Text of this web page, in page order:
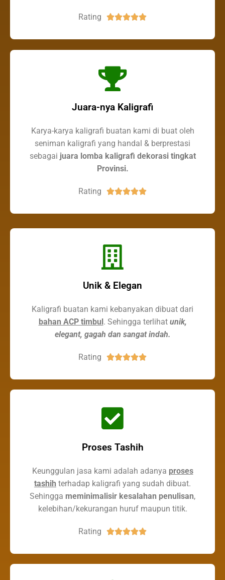
Rating 
Juara-nya Kaligrafi
Karya-karya kaligrafi buatan kami di buat oleh
seniman kaligrafi yang handal & berprestasi
sebagai juara lomba kaligrafi dekorasi tingkat
Provinsi.
Rating 
Unik & Elegan
Kaligrafi buatan kami kebanyakan dibuat dari
bahan ACP timbul. Sehingga terlihat unik,
elegant, gagah dan sangat indah.
Rating 
Proses Tashih
Keunggulan jasa kami adalah adanya proses
tashih terhadap kaligrafi yang sudah dibuat.
Sehingga meminimalisir kesalahan penulisan,
kelebihan/kekurangan huruf maupun titik.
Rating 